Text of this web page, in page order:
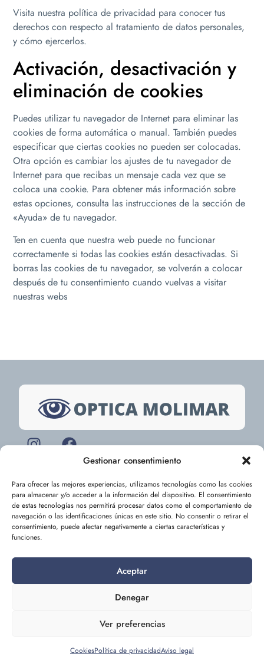
Gestionar consentimiento
Para ofrecer las mejores experiencias, utilizamos tecnologías como las cookies
para almacenar y/o acceder a la información del dispositivo. El consentimiento
de estas tecnologías nos permitirá procesar datos como el comportamiento de
navegación o las identificaciones únicas en este sitio. No consentir o retirar el
consentimiento, puede afectar negativamente a ciertas características y
funciones.
Aceptar
Denegar
Ver preferencias
CookiesPolítica de privacidadAviso legal
Visita nuestra política de privacidad para conocer tus
derechos con respecto al tratamiento de datos personales,
y cómo ejercerlos.
Activación, desactivación y
eliminación de cookies
Puedes utilizar tu navegador de Internet para eliminar las
cookies de forma automática o manual. También puedes
especificar que ciertas cookies no pueden ser colocadas.
Otra opción es cambiar los ajustes de tu navegador de
Internet para que recibas un mensaje cada vez que se
coloca una cookie. Para obtener más información sobre
estas opciones, consulta las instrucciones de la sección de
«Ayuda» de tu navegador.
Ten en cuenta que nuestra web puede no funcionar
correctamente si todas las cookies están desactivadas. Si
borras las cookies de tu navegador, se volverán a colocar
después de tu consentimiento cuando vuelvas a visitar
nuestras webs
Reserva tu cita online
RESERVA TU CITA
Menú
ServiciosContacto
Datos de contacto
Marfagones, Cartagena (Murcia)
968 16 89 98